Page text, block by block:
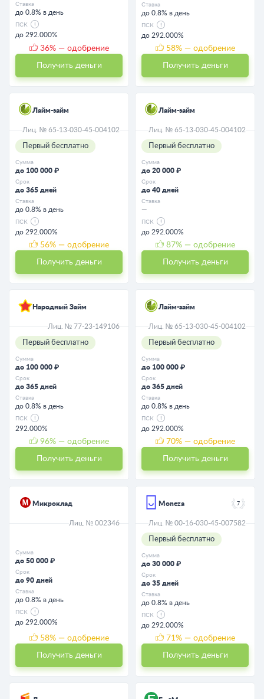
Ставка
до 0.8% в день
ПСК
до 292.000%
36% — одобрение
Получить деньги
Ставка
до 0.8% в день
ПСК
до 292.000%
58% — одобрение
Получить деньги
Лайм-займ
Лиц. № 65-13-030-45-004102
Первый бесплатно
Сумма
до 100 000 ₽
Срок
до 365 дней
Ставка
до 0.8% в день
ПСК
до 292.000%
56% — одобрение
Получить деньги
Лайм-займ
Лиц. № 65-13-030-45-004102
Первый бесплатно
Сумма
до 20 000 ₽
Срок
до 40 дней
Ставка
—
ПСК
до 292.000%
87% — одобрение
Получить деньги
Народный Займ
Лиц. № 77-23-149106
Первый бесплатно
Сумма
до 100 000 ₽
Срок
до 365 дней
Ставка
до 0.8% в день
ПСК
292.000%
96% — одобрение
Получить деньги
Лайм-займ
Лиц. № 65-13-030-45-004102
Первый бесплатно
Сумма
до 100 000 ₽
Срок
до 365 дней
Ставка
до 0.8% в день
ПСК
до 292.000%
70% — одобрение
Получить деньги
Микроклад
Лиц. № 002346
Сумма
до 50 000 ₽
Срок
до 90 дней
Ставка
до 0.8% в день
ПСК
до 292.000%
58% — одобрение
Получить деньги
Moneza 7
Лиц. № 00-16-030-45-007582
Первый бесплатно
Сумма
до 30 000 ₽
Срок
до 35 дней
Ставка
до 0.8% в день
ПСК
до 292.000%
71 % — одобрение
Получить деньги